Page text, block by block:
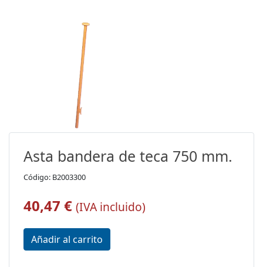
Asta bandera de teca 750 mm.
Código: B2003300
40,47 € (IVA incluido)